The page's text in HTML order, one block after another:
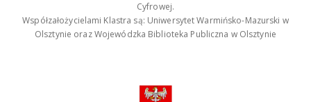
Cyfrowej.
Współzałożycielami Klastra są: Uniwersytet Warmińsko-Mazurski w
Olsztynie oraz Wojewódzka Biblioteka Publiczna w Olsztynie